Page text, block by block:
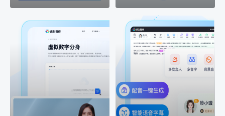
AI+创意
精品声音复刻
AI+创意：AIGC 能力集中
展示窗口，体验 AIGC 给
生活和生产带来的改变
讯飞智作：让每一个内容
创作者高效生产灵活定制